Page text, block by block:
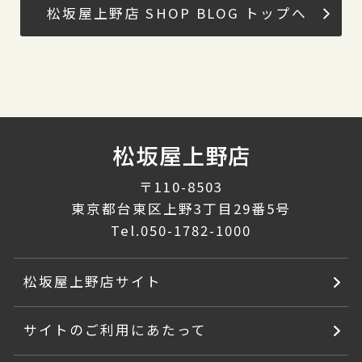
松坂屋上野店 SHOP BLOG トップへ
〒110-8503
東京都台東区上野3丁目29番5号
Tel.050-1782-1000
松坂屋上野店サイト
サイトのご利用にあたって